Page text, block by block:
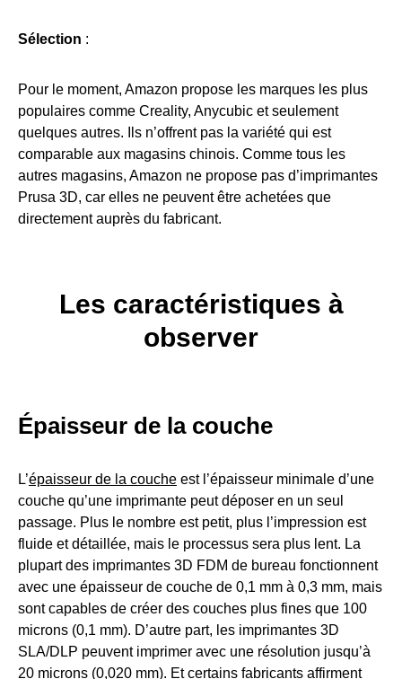
Sélection :
Pour le moment, Amazon propose les marques les plus
populaires comme Creality, Anycubic et seulement
quelques autres. Ils n’offrent pas la variété qui est
comparable aux magasins chinois. Comme tous les
autres magasins, Amazon ne propose pas d’imprimantes
Prusa 3D, car elles ne peuvent être achetées que
directement auprès du fabricant.
Les caractéristiques à
observer
Épaisseur de la couche
L’épaisseur de la couche est l’épaisseur minimale d’une
couche qu’une imprimante peut déposer en un seul
passage. Plus le nombre est petit, plus l’impression est
fluide et détaillée, mais le processus sera plus lent. La
plupart des imprimantes 3D FDM de bureau fonctionnent
avec une épaisseur de couche de 0,1 mm à 0,3 mm, mais
sont capables de créer des couches plus fines que 100
microns (0,1 mm). D’autre part, les imprimantes 3D
SLA/DLP peuvent imprimer avec une résolution jusqu’à
20 microns (0,020 mm). Et certains fabricants affirment